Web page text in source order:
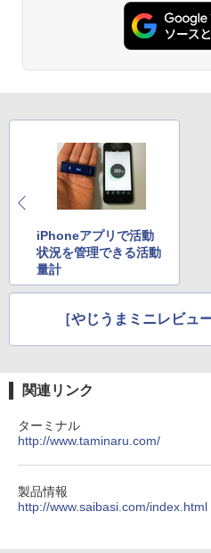
iPhoneアプリで活動
状況を管理できる活動
量計
［やじうまミニレビュ
関連リンク
ターミナル
http://www.taminaru.com/
製品情報
http://www.saibasi.com/index.html